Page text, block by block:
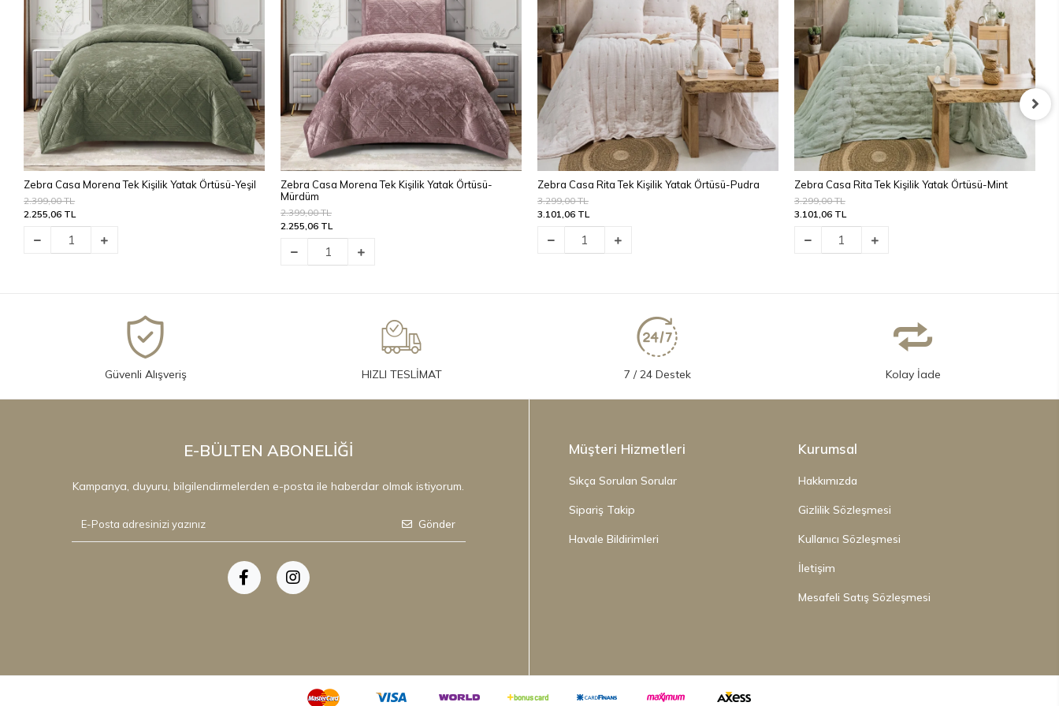
Zebra Casa Morena Tek Kişilik Yatak Örtüsü-Yeşil
2.399,00 TL
2.255,06 TL
Zebra Casa Morena Tek Kişilik Yatak Örtüsü-
Mürdüm
2.399,00 TL
2.255,06 TL
Zebra Casa Rita Tek Kişilik Yatak Örtüsü-Pudra
3.299,00 TL
3.101,06 TL
Zebra Casa Rita Tek Kişilik Yatak Örtüsü-Mint
3.299,00 TL
3.101,06 TL
Güvenli Alışveriş HIZLI TESLİMAT 7 / 24 Destek Kolay İade
E-BÜLTEN ABONELİĞİ
Kampanya, duyuru, bilgilendirmelerden e-posta ile haberdar olmak istiyorum.
Gönder
Müşteri Hizmetleri
Sıkça Sorulan Sorular
Sipariş Takip
Havale Bildirimleri
Kurumsal
Hakkımızda
Gizlilik Sözleşmesi
Kullanıcı Sözleşmesi
İletişim
Mesafeli Satış Sözleşmesi